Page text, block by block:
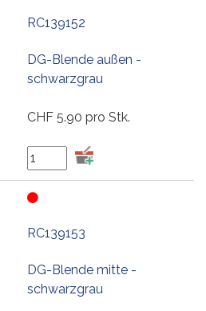
RC139152
DG-Blende außen -
schwarzgrau
CHF 5.90 pro Stk.
RC139153
DG-Blende mitte -
schwarzgrau